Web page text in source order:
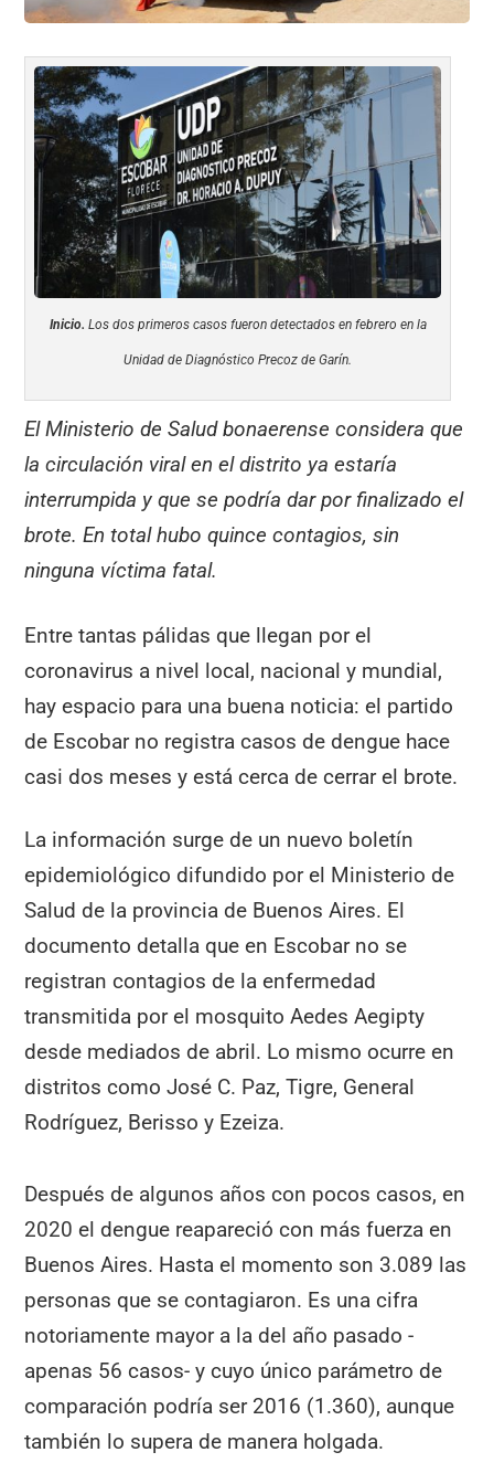
Inicio. Los dos primeros casos fueron detectados en febrero en la
Unidad de Diagnóstico Precoz de Garín.
El Ministerio de Salud bonaerense considera que
la circulación viral en el distrito ya estaría
interrumpida y que se podría dar por finalizado el
brote. En total hubo quince contagios, sin
ninguna víctima fatal.
Entre tantas pálidas que llegan por el
coronavirus a nivel local, nacional y mundial,
hay espacio para una buena noticia: el partido
de Escobar no registra casos de dengue hace
casi dos meses y está cerca de cerrar el brote.
La información surge de un nuevo boletín
epidemiológico difundido por el Ministerio de
Salud de la provincia de Buenos Aires. El
documento detalla que en Escobar no se
registran contagios de la enfermedad
transmitida por el mosquito Aedes Aegipty
desde mediados de abril. Lo mismo ocurre en
distritos como José C. Paz, Tigre, General
Rodríguez, Berisso y Ezeiza.
Después de algunos años con pocos casos, en
2020 el dengue reapareció con más fuerza en
Buenos Aires. Hasta el momento son 3.089 las
personas que se contagiaron. Es una cifra
notoriamente mayor a la del año pasado -
apenas 56 casos- y cuyo único parámetro de
comparación podría ser 2016 (1.360), aunque
también lo supera de manera holgada.